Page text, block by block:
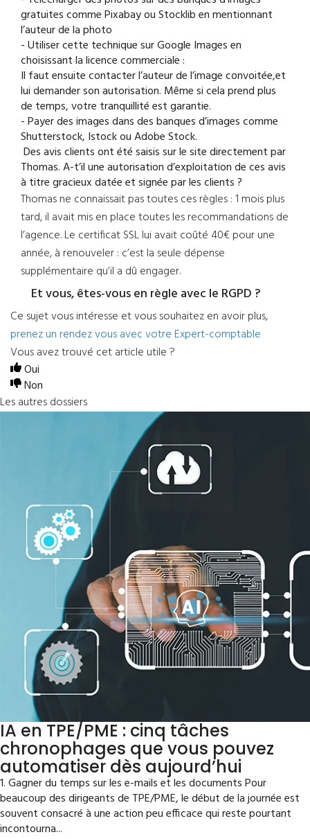
gratuites comme Pixabay ou Stocklib en mentionnant
l’auteur de la photo
- Utiliser cette technique sur Google Images en
choisissant la licence commerciale :
Il faut ensuite contacter l’auteur de l’image convoitée,et
lui demander son autorisation. Même si cela prend plus
de temps, votre tranquillité est garantie.
- Payer des images dans des banques d’images comme
Shutterstock, Istock ou Adobe Stock.
Des avis clients ont été saisis sur le site directement par
Thomas. A-t’il une autorisation d’exploitation de ces avis
à titre gracieux datée et signée par les clients ?
Thomas ne connaissait pas toutes ces règles : 1 mois plus
tard, il avait mis en place toutes les recommandations de
l’agence. Le certificat SSL lui avait coûté 40€ pour une
année, à renouveler : c’est la seule dépense
supplémentaire qu’il a dû engager.
Et vous, êtes-vous en règle avec le RGPD ?
Ce sujet vous intéresse et vous souhaitez en avoir plus,
prenez un rendez vous avec votre Expert-comptable
Vous avez trouvé cet article utile ?
Oui
Non
Les autres dossiers
IA en TPE/PME : cinq tâches
chronophages que vous pouvez
automatiser dès aujourd’hui
1. Gagner du temps sur les e-mails et les documents Pour
beaucoup des dirigeants de TPE/PME, le début de la journée est
souvent consacré à une action peu efficace qui reste pourtant
incontourna...